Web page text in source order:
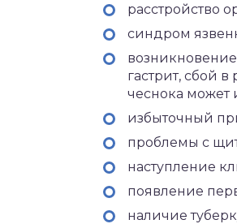
расстройство
синдром
возникновение
гастрит, сбой
чеснока может
избыточный
проблемы с
наступление
появление
наличие